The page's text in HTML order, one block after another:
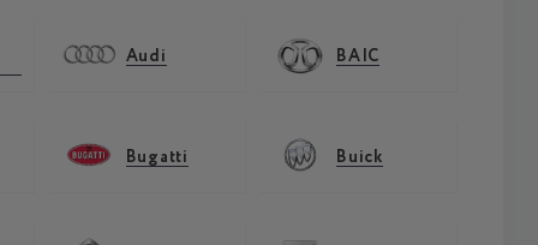
Audi BAIC
Bugatti Buick